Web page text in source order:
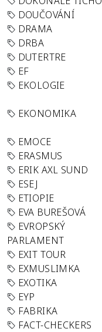
DOUČOVÁNÍ
DRAMA
DRBA
DUTERTRE
EF
EKOLOGIE
EKONOMIKA
EMOCE
ERASMUS
ERIK AXL SUND
ESEJ
ETIOPIE
EVA BUREŠOVÁ
EVROPSKÝ
PARLAMENT
EXIT TOUR
EXMUSLIMKA
EXOTIKA
EYP
FABRIKA
FACT-CHECKERS